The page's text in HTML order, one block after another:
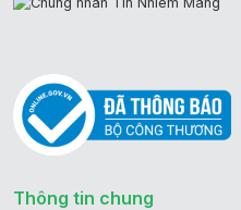
Thông tin chung